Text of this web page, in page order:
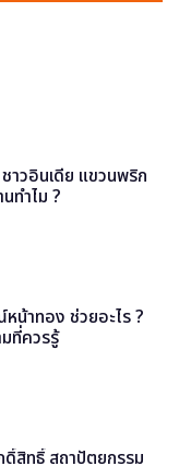
าวอินเดีย แขวนพริก
ทำไม ?
น้าทอง ช่วยอะไร ?
ที่ควรรู้
สิทธิ์ สถาปัตยกรรม